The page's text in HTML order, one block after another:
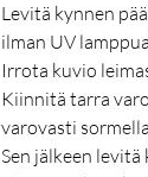
Levitä kynnen
ilman UV
Irrota kuvio
Kiinnitä tarra
varovasti
Sen jälkeen